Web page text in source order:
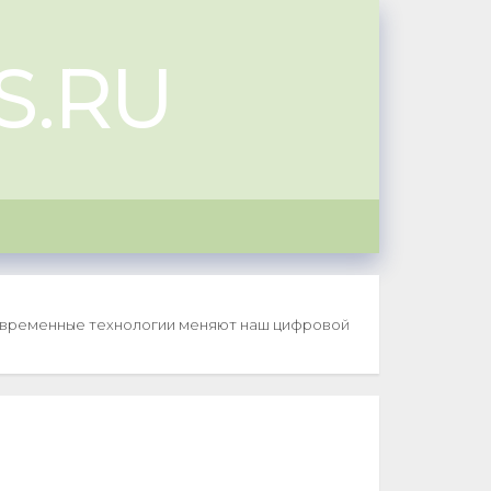
технологии меняют наш цифровой